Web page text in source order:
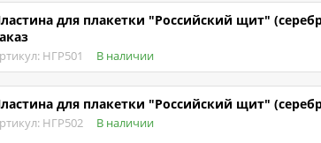
для плакетки "Российский щит"
НГР501 В наличии
для плакетки "Российский щит"
НГР502 В наличии